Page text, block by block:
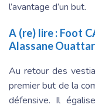
l’avantage d’un but.
A (re) lire : Foot
Alassane
Au retour des
premier but de la
défensive. Il